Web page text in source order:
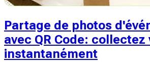
Partage de photos
avec QR Code: collectez
instantanément